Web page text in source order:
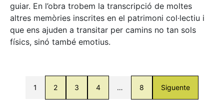
guiar. En l’obra trobem la transcripció de moltes
altres memòries inscrites en el patrimoni col·lectiu i
que ens ajuden a transitar per camins no tan sols
físics, sinó també emotius.
1 2 3 4 … 8 Siguente